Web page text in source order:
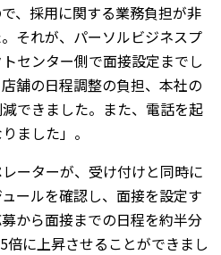
、採用に関する業務負担が非
それが、パーソルビジネスプ
センター側で面接設定までし
舗の日程調整の負担、本社の
できました。また、電話を起
ました」。
ーターが、受け付けと同時に
ールを確認し、面接を設定す
から面接までの日程を約半分
倍に上昇させることができまし